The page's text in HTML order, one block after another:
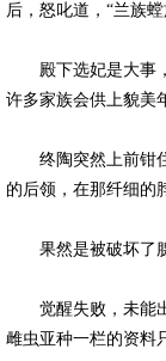
后，怒叱道，“兰族
殿下选妃是大事，
许多家族会供上貌美
终陶突然上前钳住
的后领，在那纤细的
果然是被破坏了腺
觉醒失败，未能出
雌虫亚种一栏的资料